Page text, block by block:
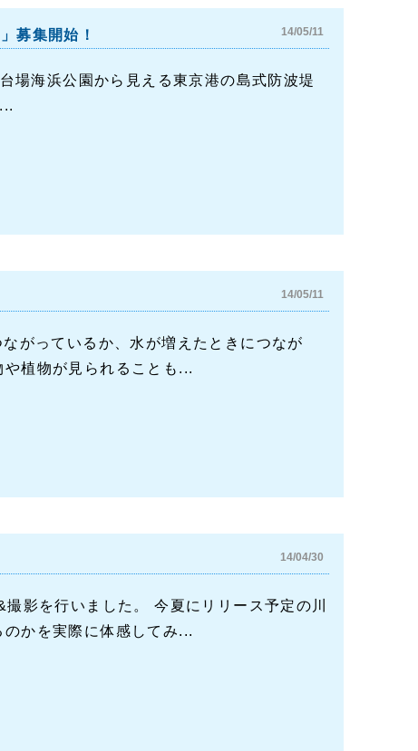
募集開始！ 14/05/11
場海浜公園から見える東京港の島式防波堤
14/05/11
がっているか、水が増えたときにつなが
植物が見られることも...
14/04/30
影を行いました。 今夏にリリース予定の川
かを実際に体感してみ...